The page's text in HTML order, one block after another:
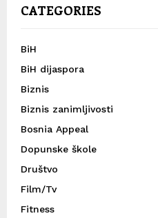
CATEGORIES
BiH
BiH dijaspora
Biznis
Biznis zanimljivosti
Bosnia Appeal
Dopunske škole
Društvo
Film/Tv
Fitness